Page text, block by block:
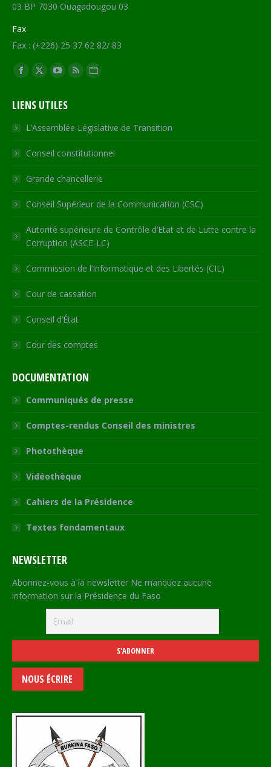
03 BP 7030 Ouagadougou 03
Fax
Fax : (+226) 25 37 62 82/ 83
Trouvez nous sur :
Facebook
opens
in
new
window
X
opens
in
new
window
YouTube
opens
in
new
window
RSS
in
new
window
Site
opens
in
new
LIENS UTILES
L’Assemblée Législative de Transition
Conseil constitutionnel
Grande chancellerie
Conseil Supérieur de la Communication (CSC)
Autorité supérieure de Contrôle d’Etat et de Lutte contre la
Corruption (ASCE-LC)
Commission de l’Informatique et des Libertés (CIL)
Cour de cassation
Conseil d’État
Cour des comptes
DOCUMENTATION
Communiqués de presse
Comptes-rendus Conseil des ministres
Photothèque
Vidéothèque
Cahiers de la Présidence
Textes fondamentaux
NEWSLETTER
Abonnez-vous à la newsletter Ne manquez aucune
information sur la Présidence du Faso
NOUS ÉCRIRE